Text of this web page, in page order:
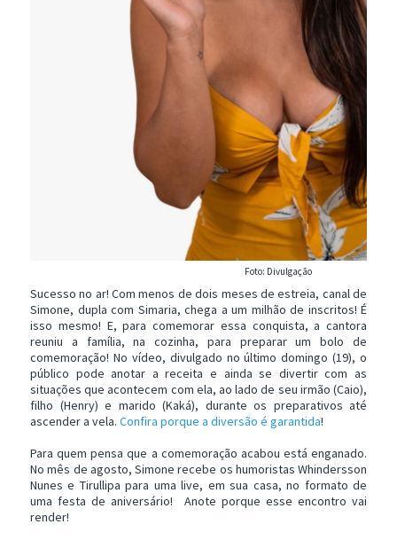
Foto: Divulgação
Sucesso no ar! Com menos de dois meses de estreia, canal de
Simone, dupla com Simaria, chega a um milhão de inscritos! É
isso mesmo! E, para comemorar essa conquista, a cantora
reuniu a família, na cozinha, para preparar um bolo de
comemoração! No vídeo, divulgado no último domingo (19), o
público pode anotar a receita e ainda se divertir com as
situações que acontecem com ela, ao lado de seu irmão (Caio),
filho (Henry) e marido (Kaká), durante os preparativos até
ascender a vela. Confira porque a diversão é garantida!
Para quem pensa que a comemoração acabou está enganado.
No mês de agosto, Simone recebe os humoristas Whindersson
Nunes e Tirullipa para uma live, em sua casa, no formato de
uma festa de aniversário! Anote porque esse encontro vai
render!